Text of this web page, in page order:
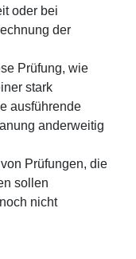
oder bei
der
Prüfung, wie
stark
ausführende
anderweitig
Prüfungen, die
sollen
nicht